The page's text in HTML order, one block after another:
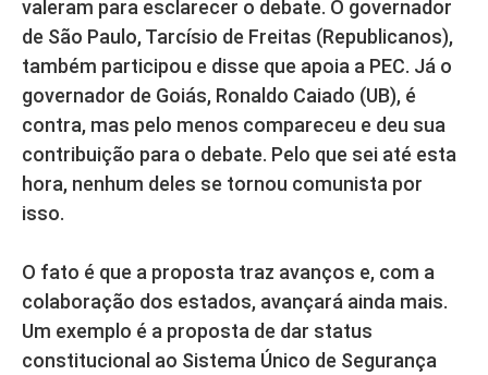
valeram para esclarecer o debate. O governador
de São Paulo, Tarcísio de Freitas (Republicanos),
também participou e disse que apoia a PEC. Já o
governador de Goiás, Ronaldo Caiado (UB), é
contra, mas pelo menos compareceu e deu sua
contribuição para o debate. Pelo que sei até esta
hora, nenhum deles se tornou comunista por
isso.
O fato é que a proposta traz avanços e, com a
colaboração dos estados, avançará ainda mais.
Um exemplo é a proposta de dar status
constitucional ao Sistema Único de Segurança